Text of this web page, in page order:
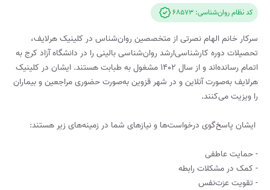
کد نظام روان‌شناسی: 68573
سرکار خانم الهام نصرتی از متخصصین روان‌شناس در کلینیک هرلایف،
تحصیلات دوره کارشناسی‌ارشد روان‌شناسی بالینی را در دانشگاه آزاد کرج به
اتمام رسانده‌اند و از سال ۱۴۰۲ مشغول به طبابت هستند. ایشان در کلینیک
هرلایف به‌صورت آنلاین و در شهر قزوین به‌صورت حضوری مراجعین و بیماران